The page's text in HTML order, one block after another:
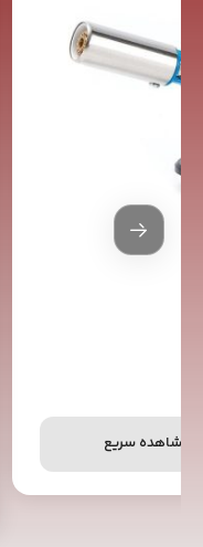
خرید
مشاهده سریع